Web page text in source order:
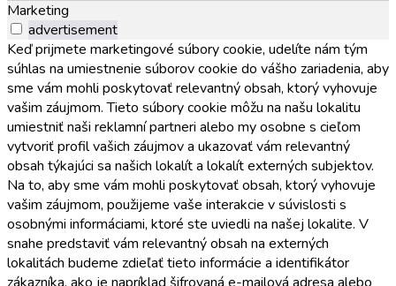
Marketing
advertisement
Keď prijmete marketingové súbory cookie, udelíte nám tým
súhlas na umiestnenie súborov cookie do vášho zariadenia, aby
sme vám mohli poskytovať relevantný obsah, ktorý vyhovuje
vašim záujmom. Tieto súbory cookie môžu na našu lokalitu
umiestniť naši reklamní partneri alebo my osobne s cieľom
vytvoriť profil vašich záujmov a ukazovať vám relevantný
obsah týkajúci sa našich lokalít a lokalít externých subjektov.
Na to, aby sme vám mohli poskytovať obsah, ktorý vyhovuje
vašim záujmom, použijeme vaše interakcie v súvislosti s
osobnými informáciami, ktoré ste uviedli na našej lokalite. V
snahe predstaviť vám relevantný obsah na externých
lokalitách budeme zdieľať tieto informácie a identifikátor